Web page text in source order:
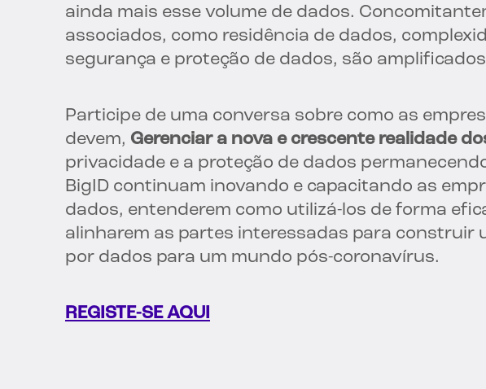
ainda mais esse volume de dados.
associados, como residência de dados,
segurança e proteção de dados, são
Participe de uma conversa sobre como as
devem, Gerenciar a nova e crescente realidade
privacidade e a proteção de dados
BigID continuam inovando e capacitando as
dados, entenderem como utilizá-los de forma
alinharem as partes interessadas para construir
por dados para um mundo pós-coronavírus.
REGISTE-SE AQUI